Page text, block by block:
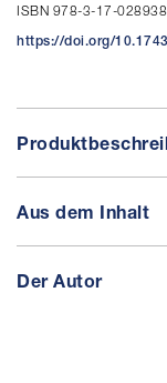
ISBN 978-3-17-
https://doi.org/
Aus dem Inhalt
Der Autor